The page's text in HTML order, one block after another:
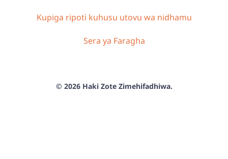
Kupiga ripoti kuhusu utovu wa nidhamu
Sera ya Faragha
© 2026 Haki Zote Zimehifadhiwa.